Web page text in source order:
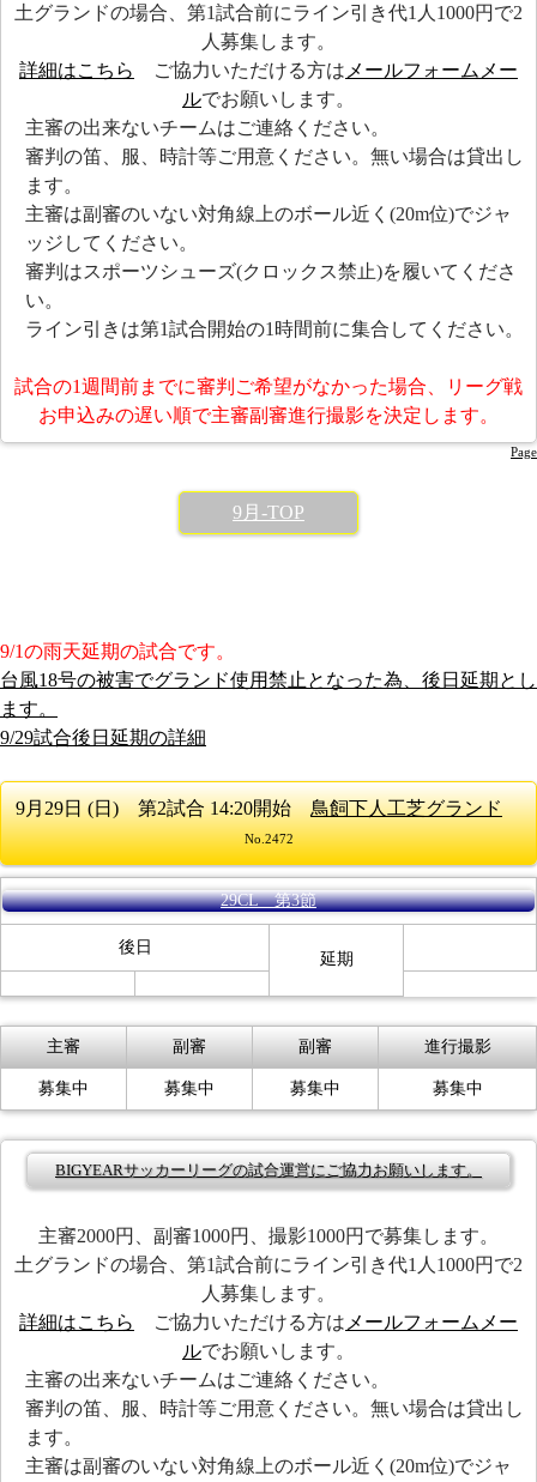
土グランドの場合、第1試合前にライン引き代1人1000円で2
人募集します。
詳細はこちら
ご協力いただける方は メールフォーム メー
ルでお願いします。
主審の出来ないチームはご連絡ください。
審判の笛、服、時計等ご用意ください。無い場合は貸出し
ます。
主審は副審のいない対角線上のボール近く(20m位)でジャ
ッジしてください。
審判はスポーツシューズ(クロックス禁止)を履いてくださ
い。
ライン引きは第1試合開始の1時間前に集合してください。
試合の1週間前までに審判ご希望がなかった場合、リーグ戦
お申込みの遅い順で主審副審進行撮影を決定します。
Page
9月-TOP
9/1の雨天延期の試合です。
台風18号の被害でグランド使用禁止となった為、後日延期とし
ます。
9/29試合後日延期の詳細
9月29日 (日) 第2試合 14:20開始鳥飼下人工芝グランド
No.2472
29CL 第3節
後日
延期
主審 副審 副審 進行撮影
募集中 募集中 募集中 募集中
BIGYEARサッカーリーグの試合運営にご協力お願いします。
主審2000円、副審1000円、撮影1000円で募集します。
土グランドの場合、第1試合前にライン引き代1人1000円で2
人募集します。
詳細はこちら
ご協力いただける方は メールフォーム メー
ルでお願いします。
主審の出来ないチームはご連絡ください。
審判の笛、服、時計等ご用意ください。無い場合は貸出し
ます。
主審は副審のいない対角線上のボール近く(20m位)でジャ